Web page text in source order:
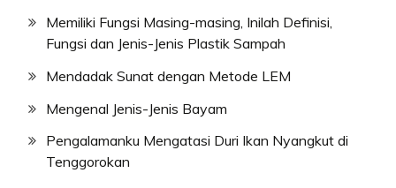
Memiliki Fungsi Masing-masing, Inilah Definisi,
Fungsi dan Jenis-Jenis Plastik Sampah
Mendadak Sunat dengan Metode LEM
Mengenal Jenis-Jenis Bayam
Pengalamanku Mengatasi Duri Ikan Nyangkut di
Tenggorokan